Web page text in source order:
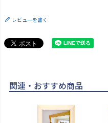
レビューを書く
関連・おすすめ商品